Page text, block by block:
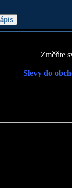
Změňte
Slevy do